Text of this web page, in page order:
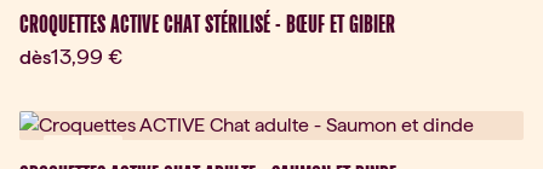
CROQUETTES ACTIVE CHAT STÉRILISÉ - BŒUF ET GIBIER
dèsPrix actuel:
13,99 €